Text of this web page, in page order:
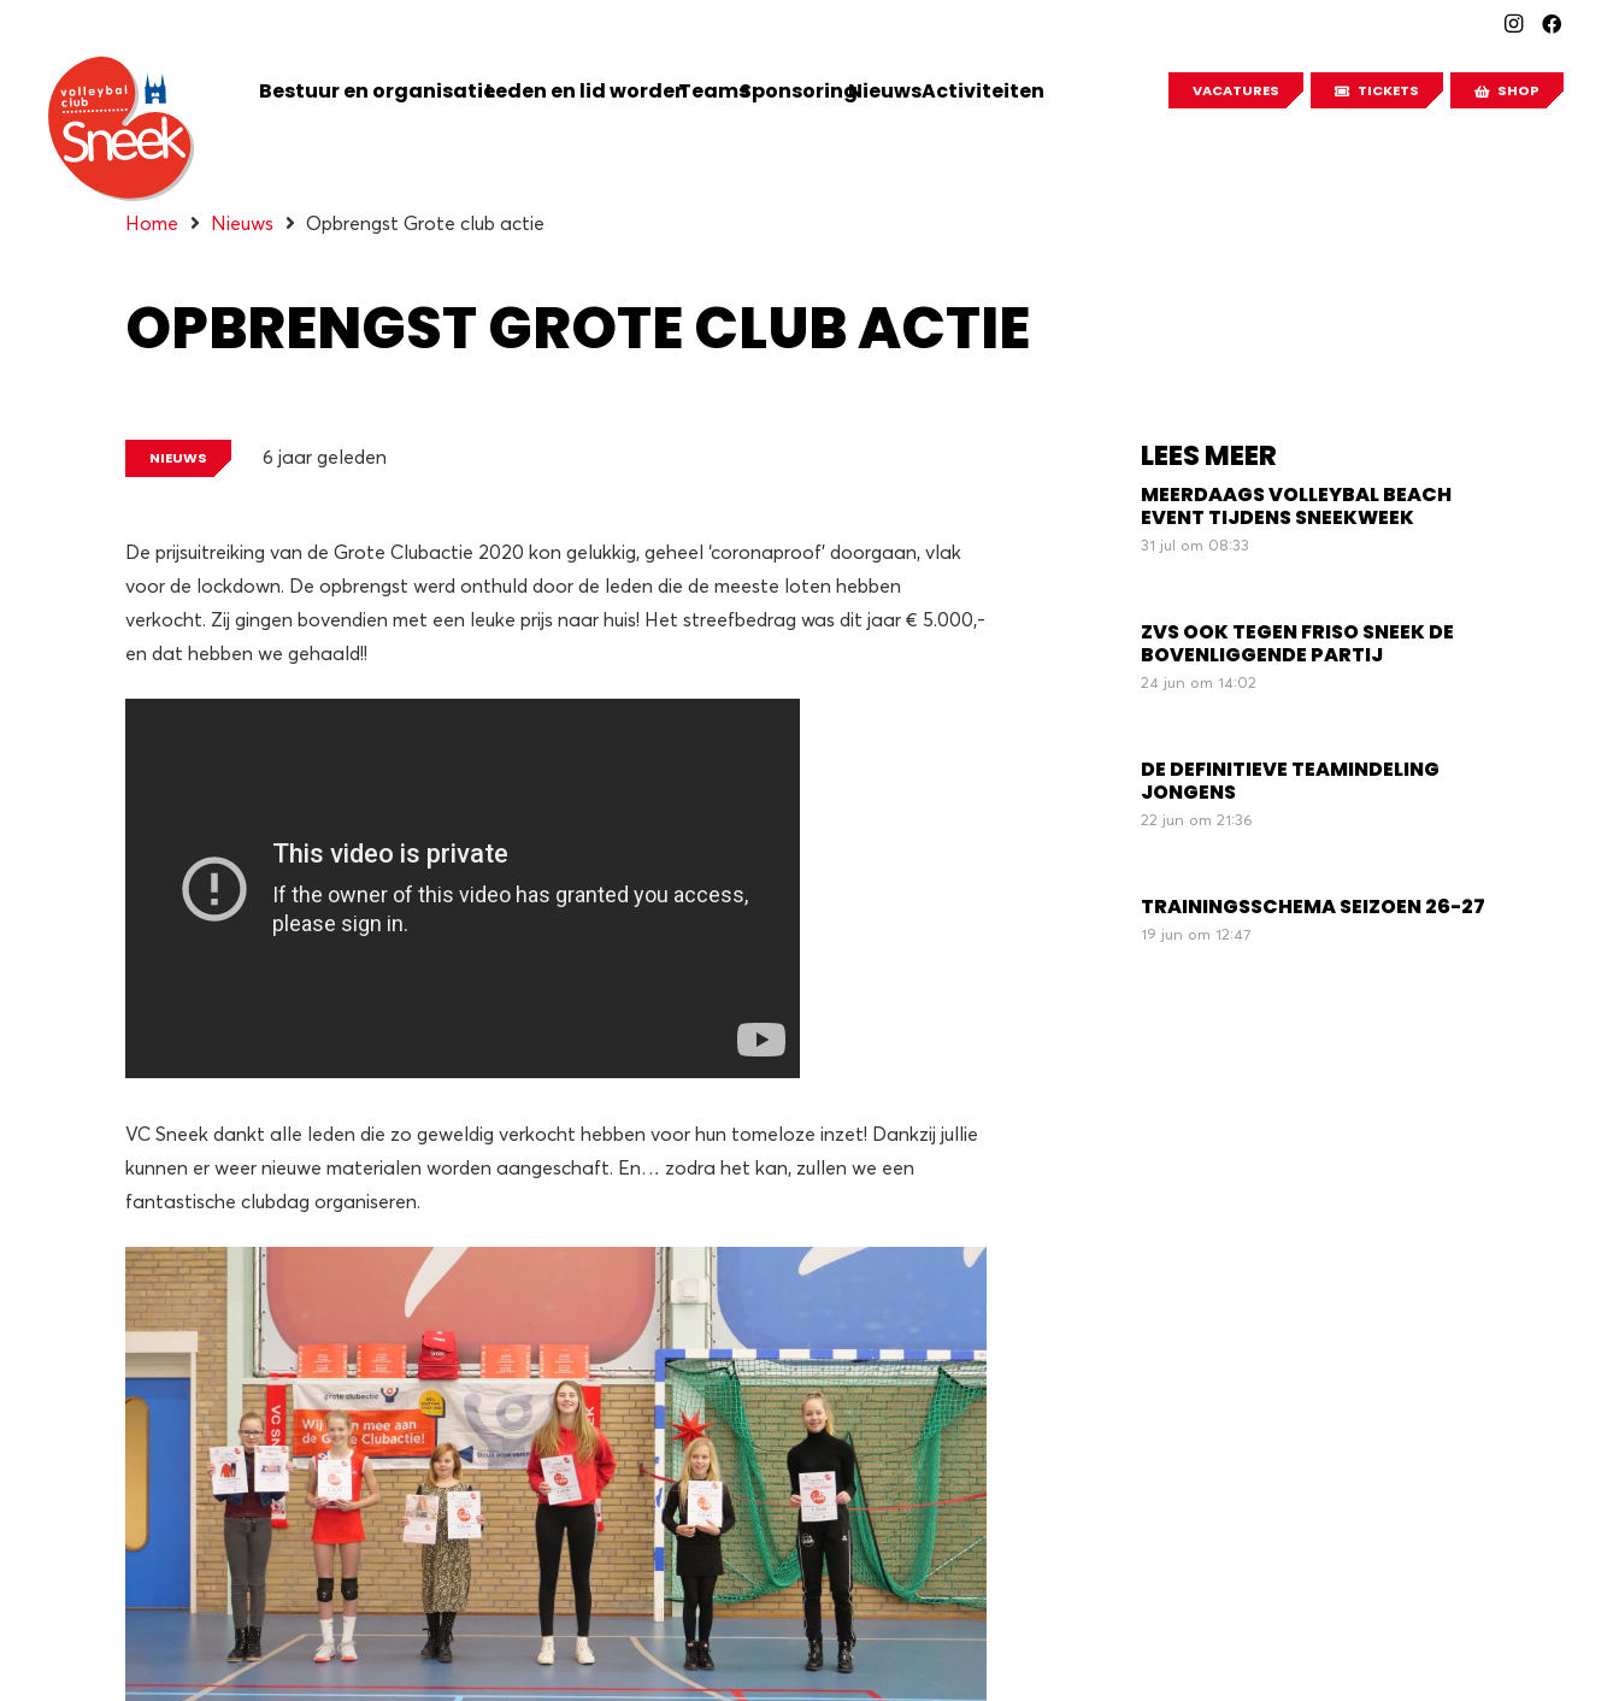
Bestuur en organisatieLeden en lid wordenTeamsSponsoringNieuwsActiviteiten VACATURES TICKETS SHOP
Home Nieuws Opbrengst Grote club actie
OPBRENGST GROTE CLUB ACTIE
NIEUWS 6 jaar geleden
De prijsuitreiking van de Grote Clubactie 2020 kon gelukkig, geheel ‘coronaproof’ doorgaan, vlak
voor de lockdown. De opbrengst werd onthuld door de leden die de meeste loten hebben
verkocht. Zij gingen bovendien met een leuke prijs naar huis! Het streefbedrag was dit jaar € 5.000,-
en dat hebben we gehaald!!
VC Sneek dankt alle leden die zo geweldig verkocht hebben voor hun tomeloze inzet! Dankzij jullie
kunnen er weer nieuwe materialen worden aangeschaft. En… zodra het kan, zullen we een
fantastische clubdag organiseren.
LEES MEER
MEERDAAGS VOLLEYBAL BEACH
EVENT TIJDENS SNEEKWEEK
31 jul om 08:33
ZVS OOK TEGEN FRISO SNEEK DE
BOVENLIGGENDE PARTIJ
24 jun om 14:02
DE DEFINITIEVE TEAMINDELING
JONGENS
22 jun om 21:36
TRAININGSSCHEMA SEIZOEN 26-27
19 jun om 12:47